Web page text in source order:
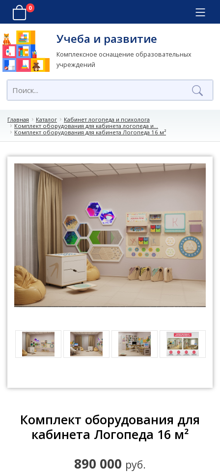
0
Учеба и развитие
Комплексное оснащение образовательных
учреждений
Главная Каталог
Кабинет логопеда и психолога
Комплект оборудования для кабинета логопеда и...
Комплект оборудования для кабинета Логопеда 16 м²
Комплект оборудования для
кабинета Логопеда 16 м²
890 000 руб.